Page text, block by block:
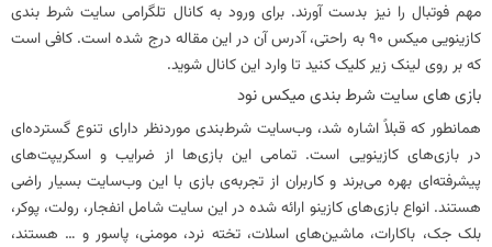
مهم فوتبال را نیز بدست آورند. برای ورود به کانال تلگرامی سایت شرط بندی
کازینویی میکس 90 به راحتی، آدرس آن در این مقاله درج شده است. کافی است
که بر روی لینک زیر کلیک کنید تا وارد این کانال شوید.
بازی های سایت شرط بندی میکس نود
همانطور که قبلاً اشاره شد، وب‌سایت شرط‌بندی موردنظر دارای تنوع گسترده‌ای
در بازی‌های کازینویی است. تمامی این بازی‌ها از ضرایب و اسکریپت‌های
پیشرفته‌ای بهره می‌برند و کاربران از تجربه‌ی بازی با این وب‌سایت بسیار راضی
هستند. انواع بازی‌های کازینو ارائه شده در این سایت شامل انفجار، رولت، پوکر،
بلک جک، باکارات، ماشین‌های اسلات، تخته نرد، مومنی، پاسور و … هستند،